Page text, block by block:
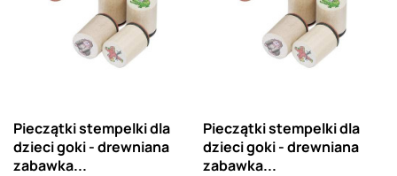
Pieczątki stempelki dla
dzieci goki - drewniana
zabawka...
Pieczątki stempelki dla
dzieci goki - drewniana
zabawka...